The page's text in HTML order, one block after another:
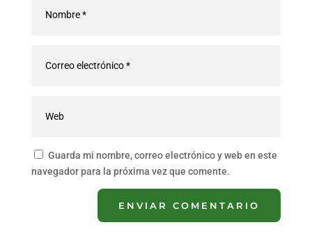
Guarda mi nombre, correo electrónico y web en este
navegador para la próxima vez que comente.
ENVIAR COMENTARIO